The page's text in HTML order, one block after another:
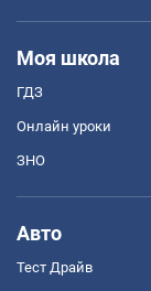
Моя школа
ГДЗ
Онлайн уроки
ЗНО
Авто
Тест Драйв